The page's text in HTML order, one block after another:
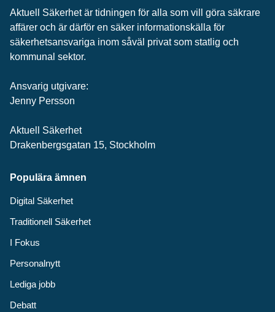
Aktuell Säkerhet är tidningen för alla som vill göra säkrare
affärer och är därför en säker informationskälla för
säkerhets­ansvariga inom såväl privat som statlig och
kommunal sektor.
Ansvarig utgivare:
Jenny Persson
Aktuell Säkerhet
Drakenbergsgatan 15, Stockholm
Populära ämnen
Digital Säkerhet
Traditionell Säkerhet
I Fokus
Personalnytt
Lediga jobb
Debatt